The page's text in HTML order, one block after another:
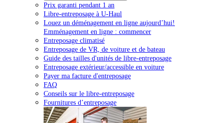
Prix garanti pendant 1 an
Libre-entreposage à U-Haul
Louez un déménagement en ligne aujourd’hui!
Emménagement en ligne : commencer
Entreposage climatisé
Entreposage de VR, de voiture et de bateau
Guide des tailles d'unités de libre-entreposage
Entreposage extérieur/accessible en voiture
Payer ma facture d'entreposage
FAQ
Conseils sur le libre-entreposage
Fournitures d’entreposage